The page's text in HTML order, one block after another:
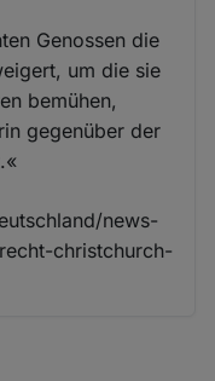
Genossen die
um die sie
bemühen,
gegenüber der
news-
christchurch-